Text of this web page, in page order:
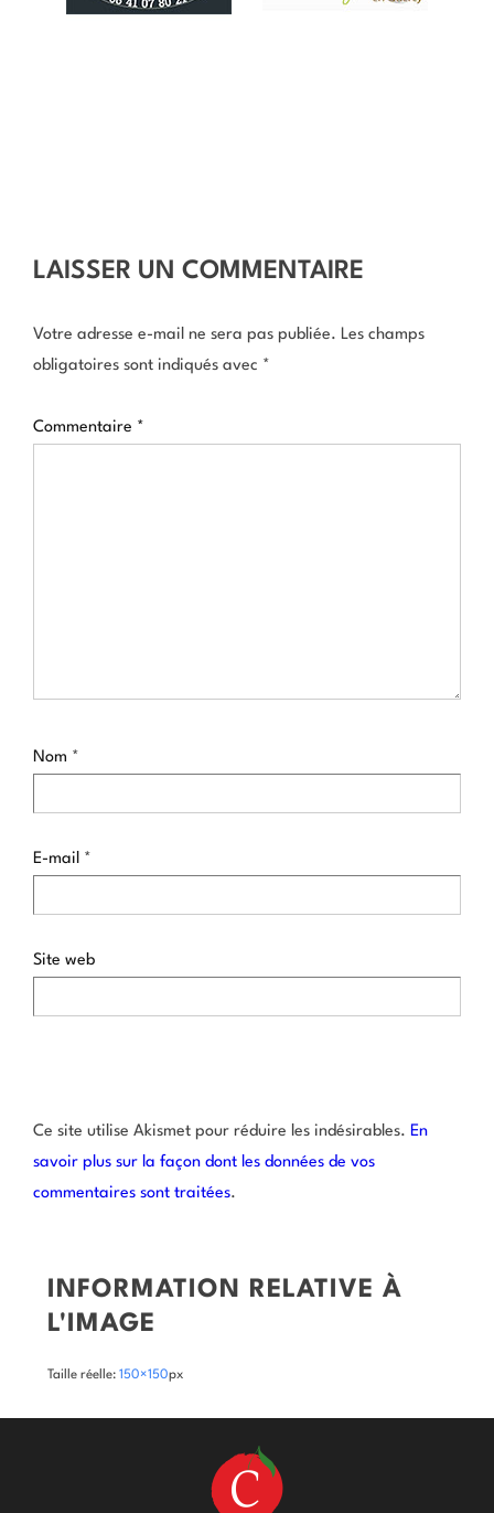
LAISSER UN COMMENTAIRE
Votre adresse e-mail ne sera pas publiée. Les champs
obligatoires sont indiqués avec *
Commentaire *
Nom *
E-mail *
Site web
Ce site utilise Akismet pour réduire les indésirables. En
savoir plus sur la façon dont les données de vos
commentaires sont traitées.
INFORMATION RELATIVE À
L'IMAGE
Taille réelle: 150×150px